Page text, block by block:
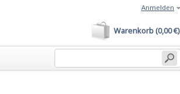
Warenkorb (0,00 €)
Anmelden